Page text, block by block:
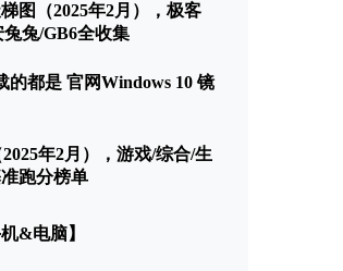
图（2025年2月），极客
兔/GB6全收集
的都是 官网Windows 10 镜
年2月），游戏/综合/生
跑分榜单
&电脑】